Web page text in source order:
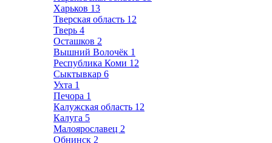
Харьков 13
Тверская область 12
Тверь 4
Осташков 2
Вышний Волочёк 1
Республика Коми 12
Сыктывкар 6
Ухта 1
Печора 1
Калужская область 12
Калуга 5
Малоярославец 2
Обнинск 2